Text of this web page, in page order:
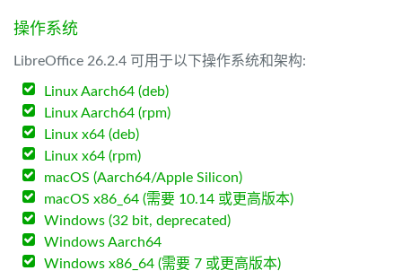
操作系统
LibreOffice 26.2.4 可用于以下操作系统和架构:
Linux Aarch64 (deb)
Linux Aarch64 (rpm)
Linux x64 (deb)
Linux x64 (rpm)
macOS (Aarch64/Apple Silicon)
macOS x86_64 (需要 10.14 或更高版本)
Windows (32 bit, deprecated)
Windows Aarch64
Windows x86_64 (需要 7 或更高版本)